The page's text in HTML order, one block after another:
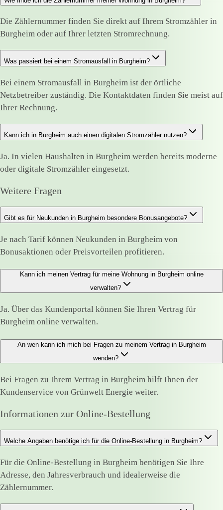
Die Zählernummer finden Sie direkt auf Ihrem Stromzähler in
Burgheim oder auf Ihrer letzten Stromrechnung.
Was passiert bei einem Stromausfall in Burgheim?
Bei einem Stromausfall in Burgheim ist der örtliche
Netzbetreiber zuständig. Die Kontaktdaten finden Sie meist auf
Ihrer Rechnung.
Kann ich in Burgheim auch einen digitalen Stromzähler nutzen?
Ja. In vielen Haushalten in Burgheim werden bereits moderne
oder digitale Stromzähler eingesetzt.
Weitere Fragen
Gibt es für Neukunden in Burgheim besondere Bonusangebote?
Je nach Tarif können Neukunden in Burgheim von
Bonusaktionen oder Preisvorteilen profitieren.
Kann ich meinen Vertrag für meine Wohnung in Burgheim online
verwalten?
Ja. Über das Kundenportal können Sie Ihren Vertrag für
Burgheim online verwalten.
An wen kann ich mich bei Fragen zu meinem Vertrag in Burgheim
wenden?
Bei Fragen zu Ihrem Vertrag in Burgheim hilft Ihnen der
Kundenservice von Grünwelt Energie weiter.
Informationen zur Online-Bestellung
Welche Angaben benötige ich für die Online-Bestellung in Burgheim?
Für die Online-Bestellung in Burgheim benötigen Sie Ihre
Adresse, den Jahresverbrauch und idealerweise die
Zählernummer.